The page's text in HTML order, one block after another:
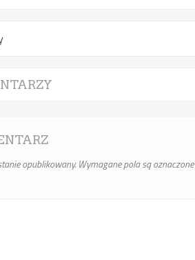
opublikowany.Wymagane pola są oznaczone